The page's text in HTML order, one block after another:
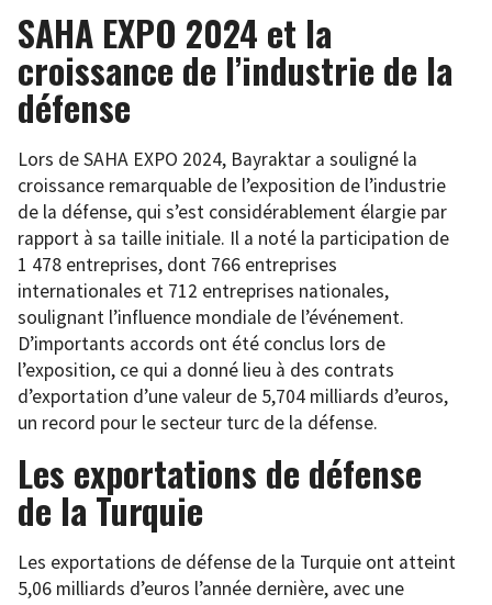
SAHA EXPO 2024 et la
croissance de l’industrie de la
défense
Lors de SAHA EXPO 2024, Bayraktar a souligné la
croissance remarquable de l’exposition de l’industrie
de la défense, qui s’est considérablement élargie par
rapport à sa taille initiale. Il a noté la participation de
1 478 entreprises, dont 766 entreprises
internationales et 712 entreprises nationales,
soulignant l’influence mondiale de l’événement.
D’importants accords ont été conclus lors de
l’exposition, ce qui a donné lieu à des contrats
d’exportation d’une valeur de 5,704 milliards d’euros,
un record pour le secteur turc de la défense.
Les exportations de défense
de la Turquie
Les exportations de défense de la Turquie ont atteint
5,06 milliards d’euros l’année dernière, avec une